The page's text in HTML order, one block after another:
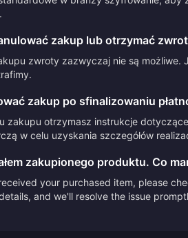
zakup lub otrzymać
zwroty zazwyczaj nie są możliwe.
zakup po sfinalizowaniu
zakupu otrzymasz instrukcje
w celu uzyskania szczegółów
zakupionego produktu. Co
your purchased item, please
and we'll resolve the issue